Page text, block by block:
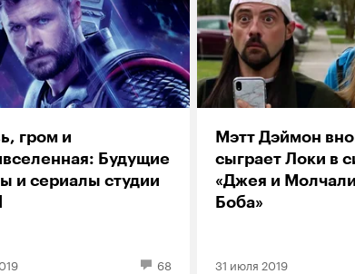
гром и
Будущие
и сериалы студии
68
Мэтт Дэймон
сыграет Локи в
«Джея и
Боба»
31 июля 2019